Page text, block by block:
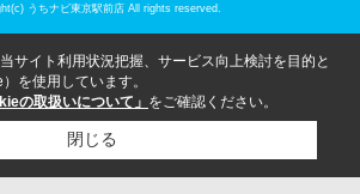
うちナビ東京駅前店 All rights reserved.
サイト利用状況把握、サービス向上検討を目的と
を使用しています。
の取扱いについて」 をご確認ください。
閉じる